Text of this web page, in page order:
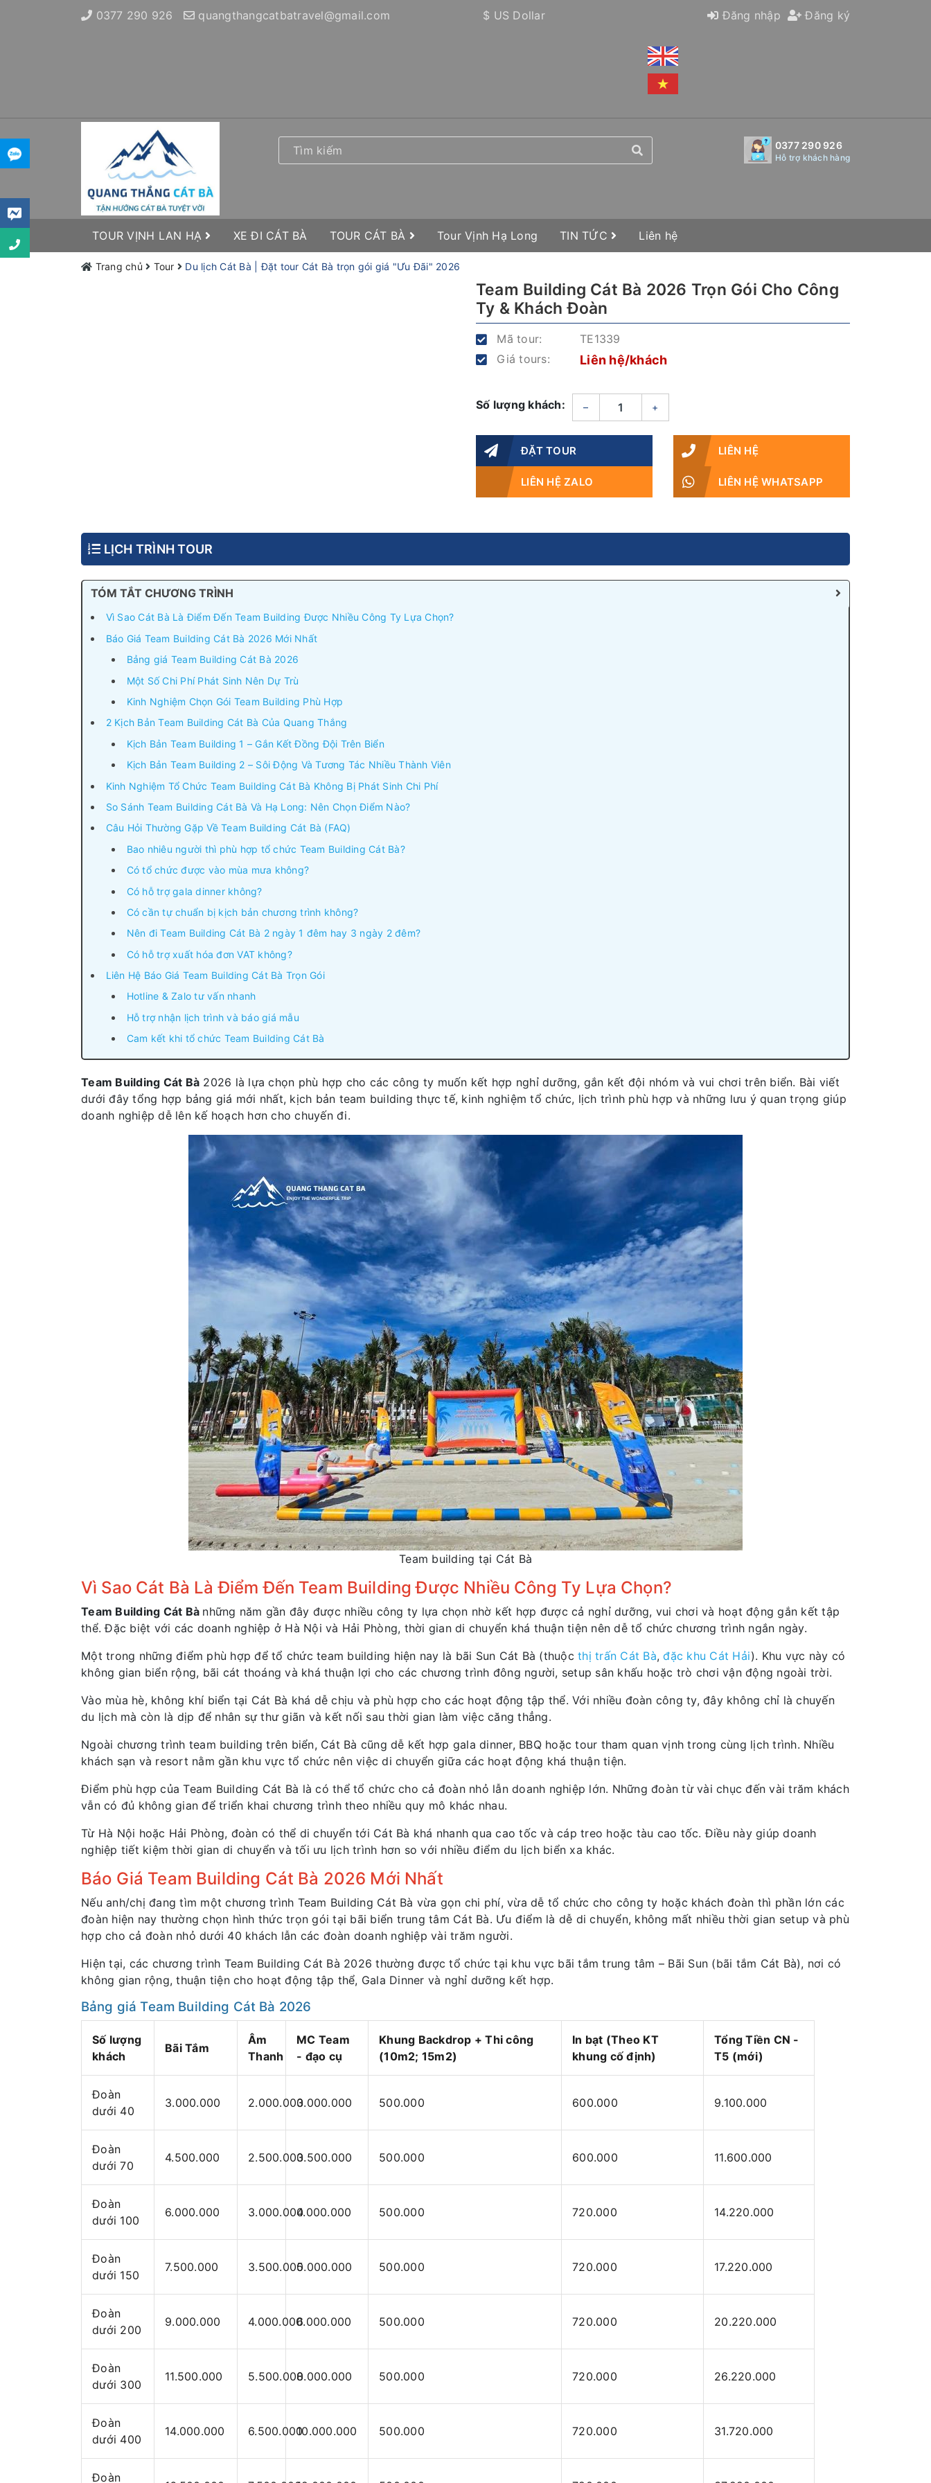
0377 290 926 quangthangcatbatravel@gmail.com Đăng nhập Đăng ký
$ US Dollar
0377 290 926
Hỗ trợ khách hàng
TOUR VỊNH LAN HẠ XE ĐI CÁT BÀ TOUR CÁT BÀ Tour Vịnh Hạ Long TIN TỨC Liên hệ
Trang chủ Tour Du lịch Cát Bà | Đặt tour Cát Bà trọn gói giá "Ưu Đãi" 2026
Team Building Cát Bà 2026 Trọn Gói Cho Công
Ty & Khách Đoàn
Mã tour:
TE1339
Giá tours:
Liên hệ/khách
Số lượng khách: – +
ĐẶT TOUR LIÊN HỆ
LIÊN HỆ ZALO LIÊN HỆ WHATSAPP
LỊCH TRÌNH TOUR
TÓM TẮT CHƯƠNG TRÌNH
Vì Sao Cát Bà Là Điểm Đến Team Building Được Nhiều Công Ty Lựa Chọn?
Báo Giá Team Building Cát Bà 2026 Mới Nhất
Bảng giá Team Building Cát Bà 2026
Một Số Chi Phí Phát Sinh Nên Dự Trù
Kinh Nghiệm Chọn Gói Team Building Phù Hợp
2 Kịch Bản Team Building Cát Bà Của Quang Thắng
Kịch Bản Team Building 1 – Gắn Kết Đồng Đội Trên Biển
Kịch Bản Team Building 2 – Sôi Động Và Tương Tác Nhiều Thành Viên
Kinh Nghiệm Tổ Chức Team Building Cát Bà Không Bị Phát Sinh Chi Phí
So Sánh Team Building Cát Bà Và Hạ Long: Nên Chọn Điểm Nào?
Câu Hỏi Thường Gặp Về Team Building Cát Bà (FAQ)
Bao nhiêu người thì phù hợp tổ chức Team Building Cát Bà?
Có tổ chức được vào mùa mưa không?
Có hỗ trợ gala dinner không?
Có cần tự chuẩn bị kịch bản chương trình không?
Nên đi Team Building Cát Bà 2 ngày 1 đêm hay 3 ngày 2 đêm?
Có hỗ trợ xuất hóa đơn VAT không?
Liên Hệ Báo Giá Team Building Cát Bà Trọn Gói
Hotline & Zalo tư vấn nhanh
Hỗ trợ nhận lịch trình và báo giá mẫu
Cam kết khi tổ chức Team Building Cát Bà
Team Building Cát Bà 2026 là lựa chọn phù hợp cho các công ty muốn kết hợp nghỉ dưỡng, gắn kết đội nhóm và vui chơi trên biển. Bài viết
dưới đây tổng hợp bảng giá mới nhất, kịch bản team building thực tế, kinh nghiệm tổ chức, lịch trình phù hợp và những lưu ý quan trọng giúp
doanh nghiệp dễ lên kế hoạch hơn cho chuyến đi.
Team building tại Cát Bà
Vì Sao Cát Bà Là Điểm Đến Team Building Được Nhiều Công Ty Lựa Chọn?
Team Building Cát Bà những năm gần đây được nhiều công ty lựa chọn nhờ kết hợp được cả nghỉ dưỡng, vui chơi và hoạt động gắn kết tập
thể. Đặc biệt với các doanh nghiệp ở Hà Nội và Hải Phòng, thời gian di chuyển khá thuận tiện nên dễ tổ chức chương trình ngắn ngày.
Một trong những điểm phù hợp để tổ chức team building hiện nay là bãi Sun Cát Bà (thuộc thị trấn Cát Bà,đặc khu Cát Hải). Khu vực này có
không gian biển rộng, bãi cát thoáng và khá thuận lợi cho các chương trình đông người, setup sân khấu hoặc trò chơi vận động ngoài trời.
Vào mùa hè, không khí biển tại Cát Bà khá dễ chịu và phù hợp cho các hoạt động tập thể. Với nhiều đoàn công ty, đây không chỉ là chuyến
du lịch mà còn là dịp để nhân sự thư giãn và kết nối sau thời gian làm việc căng thẳng.
Ngoài chương trình team building trên biển, Cát Bà cũng dễ kết hợp gala dinner, BBQ hoặc tour tham quan vịnh trong cùng lịch trình. Nhiều
khách sạn và resort nằm gần khu vực tổ chức nên việc di chuyển giữa các hoạt động khá thuận tiện.
Điểm phù hợp của Team Building Cát Bà là có thể tổ chức cho cả đoàn nhỏ lẫn doanh nghiệp lớn. Những đoàn từ vài chục đến vài trăm khách
vẫn có đủ không gian để triển khai chương trình theo nhiều quy mô khác nhau.
Từ Hà Nội hoặc Hải Phòng, đoàn có thể di chuyển tới Cát Bà khá nhanh qua cao tốc và cáp treo hoặc tàu cao tốc. Điều này giúp doanh
nghiệp tiết kiệm thời gian di chuyển và tối ưu lịch trình hơn so với nhiều điểm du lịch biển xa khác.
Báo Giá Team Building Cát Bà 2026 Mới Nhất
Nếu anh/chị đang tìm một chương trình Team Building Cát Bà vừa gọn chi phí, vừa dễ tổ chức cho công ty hoặc khách đoàn thì phần lớn các
đoàn hiện nay thường chọn hình thức trọn gói tại bãi biển trung tâm Cát Bà. Ưu điểm là dễ di chuyển, không mất nhiều thời gian setup và phù
hợp cho cả đoàn nhỏ dưới 40 khách lẫn các đoàn doanh nghiệp vài trăm người.
Hiện tại, các chương trình Team Building Cát Bà 2026 thường được tổ chức tại khu vực bãi tắm trung tâm – Bãi Sun (bãi tắm Cát Bà), nơi có
không gian rộng, thuận tiện cho hoạt động tập thể, Gala Dinner và nghỉ dưỡng kết hợp.
Bảng giá Team Building Cát Bà 2026
Số lượng
khách
Bãi Tắm
Âm
Thanh
MC Team
- đạo cụ
Khung Backdrop + Thi công
(10m2; 15m2)
In bạt (Theo KT
khung cố định)
Tổng Tiền CN -
T5 (mới)
Đoàn
dưới 40
3.000.000 2.000.0003.000.000 500.000 600.000 9.100.000
Đoàn
dưới 70
4.500.000 2.500.0003.500.000 500.000 600.000 11.600.000
Đoàn
dưới 100
6.000.000 3.000.0004.000.000 500.000 720.000 14.220.000
Đoàn
dưới 150
7.500.000 3.500.0005.000.000 500.000 720.000 17.220.000
Đoàn
dưới 200
9.000.000 4.000.0006.000.000 500.000 720.000 20.220.000
Đoàn
dưới 300
11.500.000 5.500.0008.000.000 500.000 720.000 26.220.000
Đoàn
dưới 400
14.000.000 6.500.00010.000.000 500.000 720.000 31.720.000
Đoàn